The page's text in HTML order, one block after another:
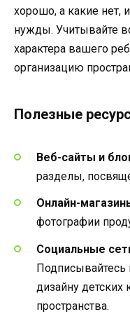
хорошо, а какие нет,
нужды. Учитывайте
характера вашего
организацию
Полезные
Веб-сайты и
разделы,
Онлайн-
фотографии
Социальные
дизайну детских
пространства.